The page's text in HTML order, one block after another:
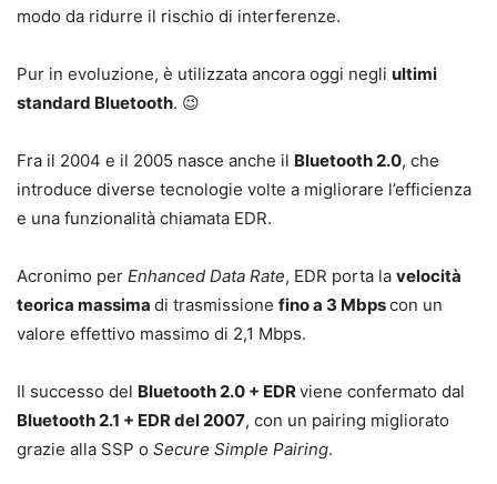
modo da ridurre il rischio di interferenze.
Pur in evoluzione, è utilizzata ancora oggi negli ultimi
standard Bluetooth. 😉
Fra il 2004 e il 2005 nasce anche il Bluetooth 2.0, che
introduce diverse tecnologie volte a migliorare l’efficienza
e una funzionalità chiamata EDR.
Acronimo per Enhanced Data Rate, EDR porta la velocità
teorica massima di trasmissione fino a 3 Mbpscon un
valore effettivo massimo di 2,1 Mbps.
Il successo del Bluetooth 2.0 + EDRviene confermato dal
Bluetooth 2.1 + EDR del 2007, con un pairing migliorato
grazie alla SSP o Secure Simple Pairing.